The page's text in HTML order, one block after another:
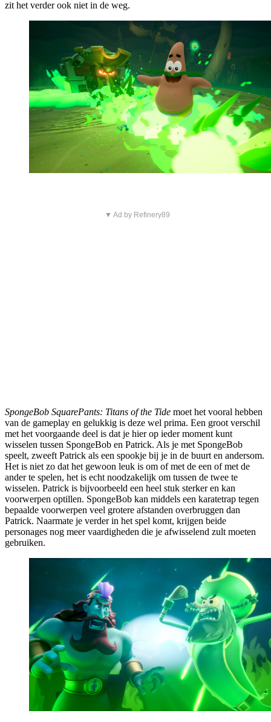
zit het verder ook niet in de weg.
▼ Ad by Refinery89
SpongeBob SquarePants: Titans of the Tide moet het vooral hebben
van de gameplay en gelukkig is deze wel prima. Een groot verschil
met het voorgaande deel is dat je hier op ieder moment kunt
wisselen tussen SpongeBob en Patrick. Als je met SpongeBob
speelt, zweeft Patrick als een spookje bij je in de buurt en andersom.
Het is niet zo dat het gewoon leuk is om of met de een of met de
ander te spelen, het is echt noodzakelijk om tussen de twee te
wisselen. Patrick is bijvoorbeeld een heel stuk sterker en kan
voorwerpen optillen. SpongeBob kan middels een karatetrap tegen
bepaalde voorwerpen veel grotere afstanden overbruggen dan
Patrick. Naarmate je verder in het spel komt, krijgen beide
personages nog meer vaardigheden die je afwisselend zult moeten
gebruiken.